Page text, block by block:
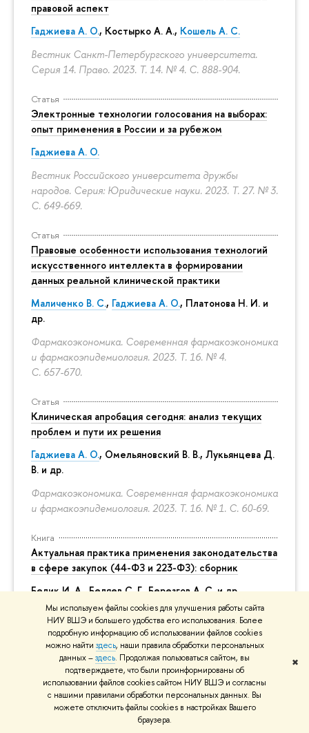
Мы используем файлы cookies для улучшения работы сайта
НИУ ВШЭ и большего удобства его использования. Более
подробную информацию об использовании файлов cookies
можно найти здесь, наши правила обработки персональных
данных –здесь. Продолжая пользоваться сайтом, вы
подтверждаете, что были проинформированы об
использовании файлов cookies сайтом НИУ ВШЭ и согласны
с нашими правилами обработки персональных данных. Вы
можете отключить файлы cookies в настройках Вашего
браузера.
✖
правовой аспект
Гаджиева А. О., Костырко А. А., Кошель А. С.
Вестник Санкт-Петербургского университета.
Серия 14. Право. 2023. Т. 14. № 4. С. 888-904.
Статья
Электронные технологии голосования на выборах:
опыт применения в России и за рубежом
Гаджиева А. О.
Вестник Российского университета дружбы
народов. Серия: Юридические науки. 2023. Т. 27. № 3.
С. 649-669.
Статья
Правовые особенности использования технологий
искусственного интеллекта в формировании
данных реальной клинической практики
Маличенко В. С., Гаджиева А. О., Платонова Н. И. и
др.
Фармакоэкономика. Современная фармакоэкономика
и фармакоэпидемиология. 2023. Т. 16. № 4.
С. 657-670.
Статья
Клиническая апробация сегодня: анализ текущих
проблем и пути их решения
Гаджиева А. О., Омельяновский В. В., Лукьянцева Д.
В. и др.
Фармакоэкономика. Современная фармакоэкономика
и фармакоэпидемиология. 2023. Т. 16. № 1. С. 60-69.
Книга
Актуальная практика применения законодательства
в сфере закупок (44-ФЗ и 223-ФЗ): сборник
Белик И. А., Беляев С. Г.,Березгов А. С.и др.
М.: Издательство Проспект, 2023.
Статья
В поле гравитации: структура и элементы
публичной власти
Ларичев А. А., Кожевников О. А.
Правоприменение. 2024. Т. 8. № 2.